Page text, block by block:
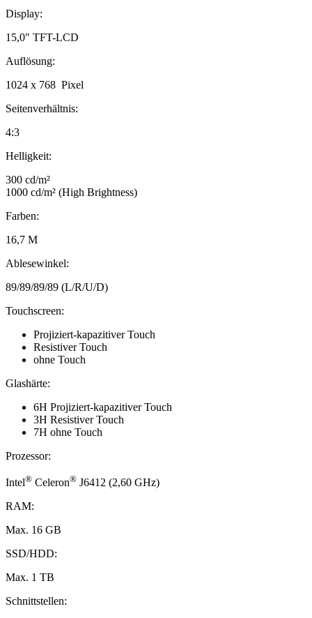
Display:
15,0" TFT-LCD
Auflösung:
1024 x 768 Pixel
Seitenverhältnis:
4:3
Helligkeit:
300 cd/m²
1000 cd/m² (High Brightness)
Farben:
16,7 M
Ablesewinkel:
89/89/89/89 (L/R/U/D)
Touchscreen:
Projiziert-kapazitiver Touch
Resistiver Touch
ohne Touch
Glashärte:
6H Projiziert-kapazitiver Touch
3H Resistiver Touch
7H ohne Touch
Prozessor:
Intel® Celeron® J6412 (2,60 GHz)
RAM:
Max. 16 GB
SSD/HDD:
Max. 1 TB
Schnittstellen: